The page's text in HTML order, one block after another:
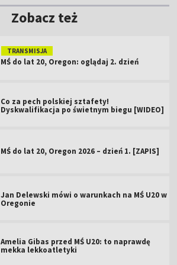
Zobacz też
TRANSMISJA
MŚ do lat 20, Oregon: oglądaj 2. dzień
Co za pech polskiej sztafety!
Dyskwalifikacja po świetnym biegu [WIDEO]
MŚ do lat 20, Oregon 2026 – dzień 1. [ZAPIS]
Jan Delewski mówi o warunkach na MŚ U20 w
Oregonie
Amelia Gibas przed MŚ U20: to naprawdę
mekka lekkoatletyki